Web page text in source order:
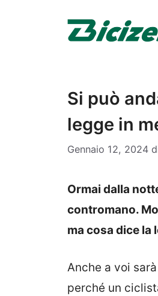
Si può
legge in
Gennaio 12, 2024
Ormai dalla
contromano.
ma cosa dice la
Anche a voi
perché un